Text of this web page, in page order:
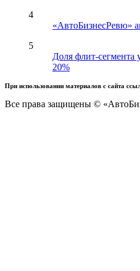
4
«АвтоБизнесРевю»
5
Доля флит-сегмента
20%
При использовании материалов с сайта
Все права защищены ©